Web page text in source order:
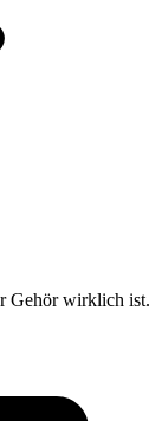
Gehör wirklich ist.